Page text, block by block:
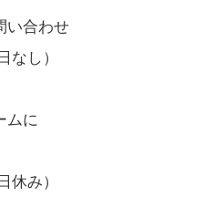
い合わせ
なし）
ムに
休み）